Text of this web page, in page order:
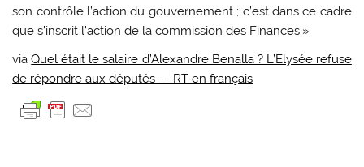
son contrôle l’action du gouvernement ; c’est dans ce cadre
que s’inscrit l’action de la commission des Finances.»
viaQuel était le salaire d’Alexandre Benalla ? L’Elysée refuse
de répondre aux députés — RT en français